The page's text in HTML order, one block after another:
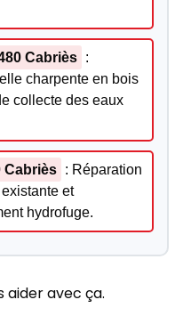
Cabriès :
charpente en bois
collecte des eaux
Cabriès : Réparation
et
hydrofuge.
aider avec ça.